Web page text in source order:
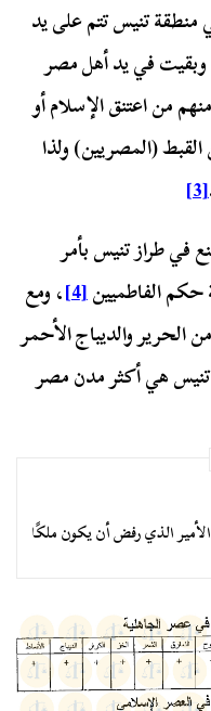
منطقة تنيس تتم على يد
وبقيت في يد أهل مصر
من اعتنق الإسلام أو
(المصريين) ولذا
[3]
في طراز تنيس بأمر
حكم الفاطميين[4] ، ومع
الحرير والديباج الأحمر
تنيس هي أكثر مدن مصر
الذي رفض أن يكون ملكًا